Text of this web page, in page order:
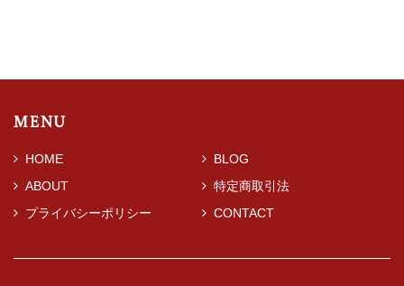
MENU
HOME
BLOG
ABOUT
特定商取引法
プライバシーポリシー
CONTACT